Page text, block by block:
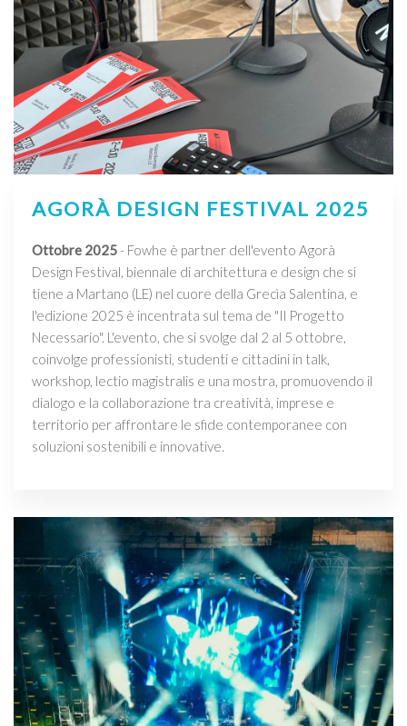
AGORÀ DESIGN FESTIVAL 2025
Ottobre 2025- Fowhe è partner dell'evento Agorà
Design Festival, biennale di architettura e design che si
tiene a Martano (LE) nel cuore della Grecìa Salentina, e
l'edizione 2025 è incentrata sul tema de "Il Progetto
Necessario". L'evento, che si svolge dal 2 al 5 ottobre,
coinvolge professionisti, studenti e cittadini in talk,
workshop, lectio magistralis e una mostra, promuovendo il
dialogo e la collaborazione tra creatività, imprese e
territorio per affrontare le sfide contemporanee con
soluzioni sostenibili e innovative.